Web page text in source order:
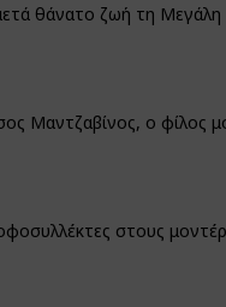
θάνατο ζωή τη Μεγάλη
Μαντζαβίνος, ο φίλος
στους